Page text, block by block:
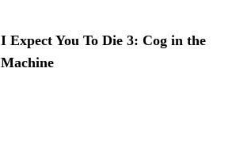
I Expect You To Die 3: Cog in the
Machine